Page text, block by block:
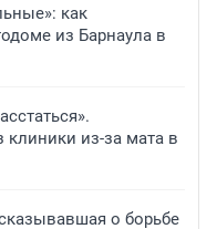
как
из Барнаула в
клиники из-за мата в
о борьбе